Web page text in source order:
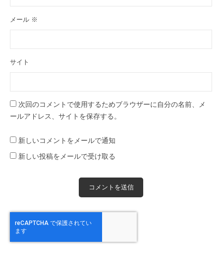
メール ※
サイト
次回のコメントで使用するためブラウザーに自分の名前、メ
ールアドレス、サイトを保存する。
新しいコメントをメールで通知
新しい投稿をメールで受け取る